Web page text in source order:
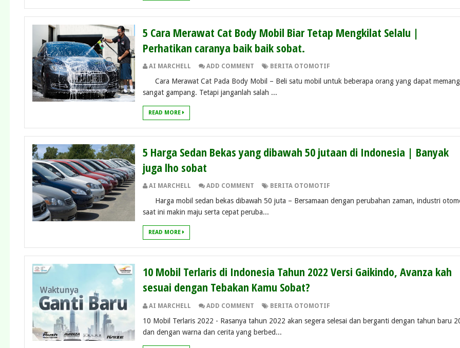
5 Cara Merawat Cat Body Mobil Biar Tetap Mengkilat Selalu |
Perhatikan caranya baik baik sobat.
AI MARCHELL ADD COMMENT BERITA OTOMOTIF
Cara Merawat Cat Pada Body Mobil – Beli satu mobil untuk beberapa orang yang dapat
sangat gampang. Tetapi janganlah salah ...
READ MORE
5 Harga Sedan Bekas yang dibawah 50 jutaan di Indonesia | Banyak
juga lho sobat
AI MARCHELL ADD COMMENT BERITA OTOMOTIF
Harga mobil sedan bekas dibawah 50 juta – Bersamaan dengan perubahan zaman, industri
saat ini makin maju serta cepat peruba...
READ MORE
10 Mobil Terlaris di Indonesia Tahun 2022 Versi Gaikindo, Avanza kah
sesuai dengan Tebakan Kamu Sobat?
AI MARCHELL ADD COMMENT BERITA OTOMOTIF
10 Mobil Terlaris 2022 - Rasanya tahun 2022 akan segera selesai dan berganti dengan tahun baru
dan dengan warna dan cerita yang berbed...